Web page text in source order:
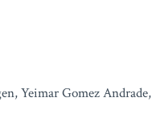
Yeimar Gomez Andrade,